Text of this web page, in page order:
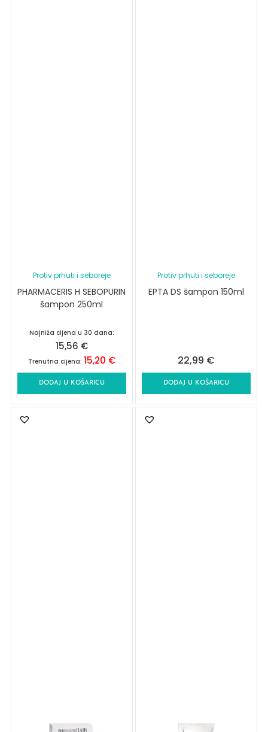
Protiv prhuti i seboreje
PHARMACERIS H SEBOPURIN
šampon 250ml
Najniža cijena u 30 dana:
15,56 €
Trenutna cijena: 15,20 €
DODAJ U KOŠARICU
Protiv prhuti i seboreje
EPTA DS šampon 150ml
22,99 €
DODAJ U KOŠARICU